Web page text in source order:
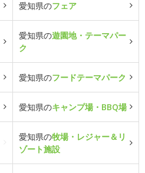
愛知県のフェア
愛知県の遊園地・テーマパー
ク
愛知県のフードテーマパーク
愛知県のキャンプ場・BBQ場
愛知県の牧場・レジャー＆リ
ゾート施設